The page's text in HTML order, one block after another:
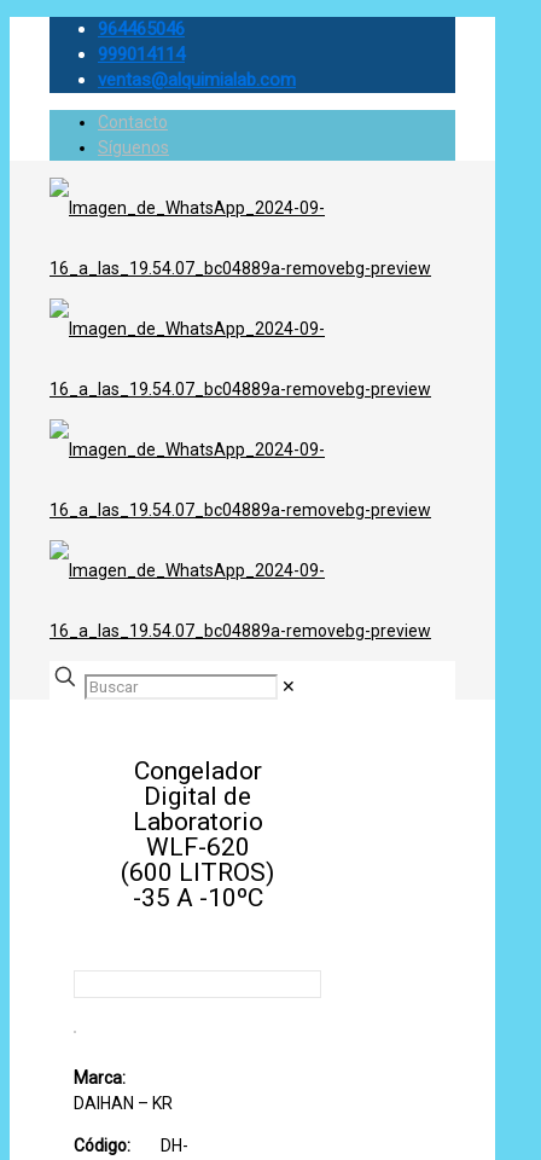
964465046
999014114
ventas@alquimialab.com
Contacto
Síguenos
✕
Congelador
Digital de
Laboratorio
WLF-620
(600 LITROS)
-35 A -10ºC
Marca:
DAIHAN – KR
Código: DH-